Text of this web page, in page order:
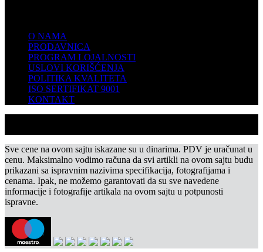
O NAMA
PRODAVNICA
PROGRAM LOJALNOSTI
USLOVI KORIŠĆENJA
POLITIKA KVALITETA
ISO SERTIFIKAT 9001
KONTAKT
Sve cene na ovom sajtu iskazane su u dinarima. PDV je uračunat u
cenu. Maksimalno vodimo računa da svi artikli na ovom sajtu budu
prikazani sa ispravnim nazivima specifikacija, fotografijama i
cenama. Ipak, ne možemo garantovati da su sve navedene
informacije i fotografije artikala na ovom sajtu u potpunosti
ispravne.